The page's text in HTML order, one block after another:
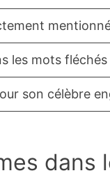
les mots fléchés
son célèbre
dans